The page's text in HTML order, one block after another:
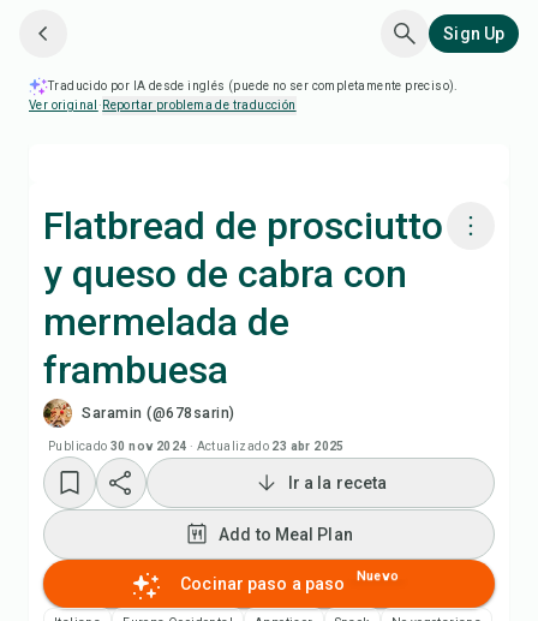
Sign Up
Traducido por IA desde inglés (puede no ser completamente preciso).
Ver original · Reportar problema de traducción
Flatbread de prosciutto
y queso de cabra con
mermelada de
frambuesa
Saramin (@678sarin)
Publicado 30 nov 2024 · Actualizado 23 abr 2025
Cocinar con Chefadora AI
Add to Shopping List
Notas de la receta
Imprimir receta
Guardar
Ir a la receta
Add to Meal Plan
Cocinar paso a paso Nuevo